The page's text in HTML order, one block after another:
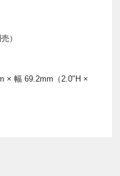
）
× 幅 69.2mm（2.0"H ×